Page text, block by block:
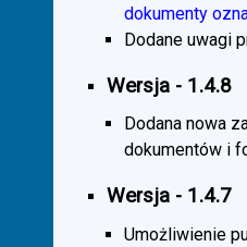
dokumenty
Dodane uwagi
Wersja - 1.4.8
Dodana nowa
dokumentów i
Wersja - 1.4.7
Umożliwienie